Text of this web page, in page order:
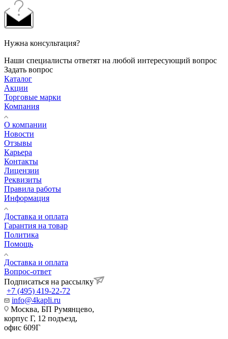
Нужна консультация?
Наши специалисты ответят на любой интересующий вопрос
Задать вопрос
Каталог
Акции
Торговые марки
Компания
О компании
Новости
Отзывы
Карьера
Контакты
Лицензии
Реквизиты
Правила работы
Информация
Доставка и оплата
Гарантия на товар
Политика
Помощь
Доставка и оплата
Вопрос-ответ
Подписаться на рассылку
+7 (495) 419-22-72
info@4kapli.ru
Москва, БП Румянцево,
корпус Г, 12 подъезд,
офис 609Г